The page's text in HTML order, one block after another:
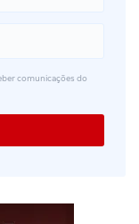
comunicações do